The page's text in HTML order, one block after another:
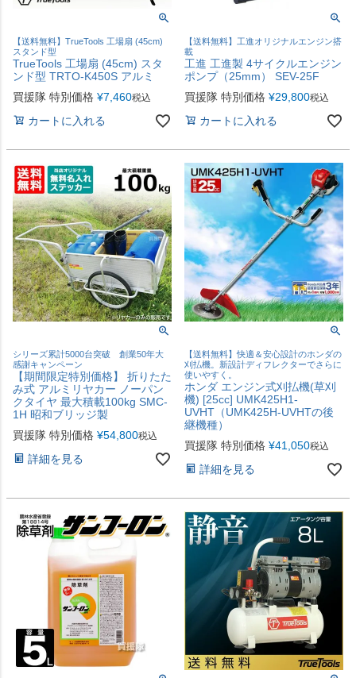
【送料無料】TrueTools 工場扇 (45cm)
スタンド型
TrueTools 工場扇 (45cm) スタ
ンド型 TRTO-K450S アルミ
買援隊 特別価格 ¥7,460税込
カートに入れる
【送料無料】工進オリジナルエンジン搭
載
工進 工進製 4サイクルエンジン
ポンプ（25mm） SEV-25F
買援隊 特別価格 ¥29,800税込
カートに入れる
シリーズ累計5000台突破 創業50年大
感謝キャンペーン
【期間限定特別価格】 折りたた
み式 アルミリヤカー ノーパン
クタイヤ 最大積載100kg SMC-
1H 昭和ブリッジ製
買援隊 特別価格 ¥54,800税込
詳細を見る
【送料無料】快適＆安心設計のホンダの
刈払機。新設計ディフレクターでさらに
使いやすく。
ホンダ エンジン式刈払機(草刈
機) [25cc] UMK425H1-
UVHT（UMK425H-UVHTの後
継機種）
買援隊 特別価格 ¥41,050税込
詳細を見る